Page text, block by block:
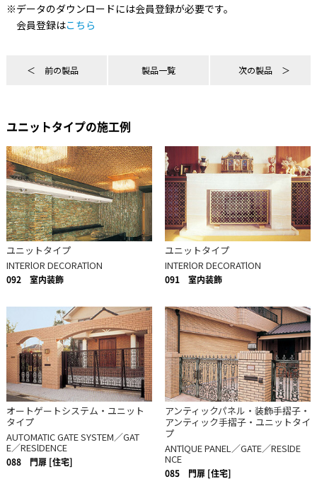
※データのダウンロードには会員登録が必要です。
会員登録はこちら
前の製品 製品一覧 次の製品
ユニットタイプの施工例
ユニットタイプ
INTERlOR DECORATlON
092 室内装飾
ユニットタイプ
INTERlOR DECORATlON
091 室内装飾
オートゲートシステム・ユニット
タイプ
AUTOMATIC GATE SYSTEM／GAT
E／RESlDENCE
088 門扉 [住宅]
アンティックパネル・装飾手摺子・
アンティック手摺子・ユニットタイ
プ
ANTlQUE PANEL／GATE／RESlDE
NCE
085 門扉 [住宅]